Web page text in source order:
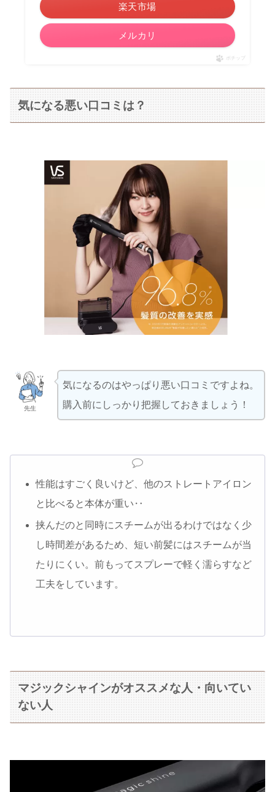
楽天市場
メルカリ
ポチップ
気になる悪い口コミは？
先生
気になるのはやっぱり悪い口コミですよね。
購入前にしっかり把握しておきましょう！
性能はすごく良いけど、他のストレートアイロン
と比べると本体が重い‥
挟んだのと同時にスチームが出るわけではなく少
し時間差があるため、短い前髪にはスチームが当
たりにくい。前もってスプレーで軽く濡らすなど
工夫をしています。
マジックシャインがオススメな人・向いてい
ない人